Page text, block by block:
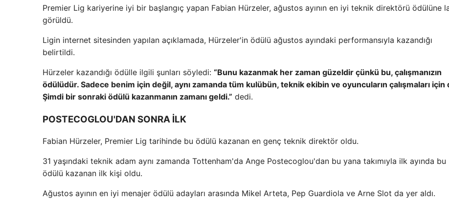
Premier Lig kariyerine iyi bir başlangıç ​​yapan Fabian Hürzeler, ağustos ayının en iyi teknik direktörü ödülüne
görüldü.
Ligin internet sitesinden yapılan açıklamada, Hürzeler'in ödülü ağustos ayındaki performansıyla kazandığı
belirtildi.
Hürzeler kazandığı ödülle ilgili şunları söyledi: “Bunu kazanmak her zaman güzeldir çünkü bu, çalışmanızın
ödülüdür. Sadece benim için değil, aynı zamanda tüm kulübün, teknik ekibin ve oyuncuların çalışmaları için
Şimdi bir sonraki ödülü kazanmanın zamanı geldi.” dedi.
POSTECOGLOU'DAN SONRA İLK
Fabian Hürzeler, Premier Lig tarihinde bu ödülü kazanan en genç teknik direktör oldu.
31 yaşındaki teknik adam aynı zamanda Tottenham'da Ange Postecoglou'dan bu yana takımıyla ilk ayında bu
ödülü kazanan ilk kişi oldu.
Ağustos ayının en iyi menajer ödülü adayları arasında Mikel Arteta, Pep Guardiola ve Arne Slot da yer aldı.